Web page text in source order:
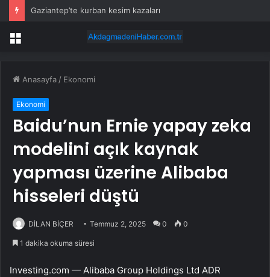
Gaziantep’te kurban kesim kazaları
Menü
Anasayfa / Ekonomi
Ekonomi
Baidu’nun Ernie yapay zeka
modelini açık kaynak
yapması üzerine Alibaba
hisseleri düştü
DİLAN BİÇER Temmuz 2, 2025 0 0
1 dakika okuma süresi
Investing.com — Alibaba Group Holdings Ltd ADR